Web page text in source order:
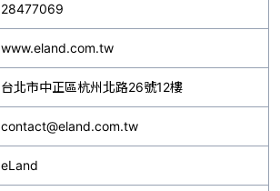
28477069
www.eland.com.tw
台北市中正區杭州北路26號12樓
contact@eland.com.tw
eLand